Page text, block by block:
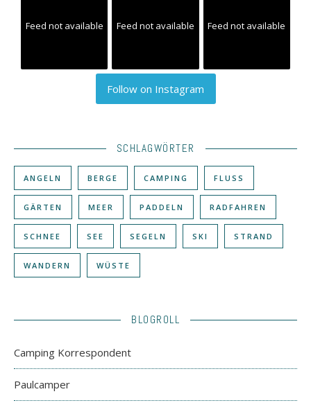
Feed not available Feed not available Feed not available
Follow on Instagram
SCHLAGWÖRTER
ANGELN BERGE CAMPING FLUSS
GÄRTEN MEER PADDELN RADFAHREN
SCHNEE SEE SEGELN SKI STRAND
WANDERN WÜSTE
BLOGROLL
Camping Korrespondent
Paulcamper